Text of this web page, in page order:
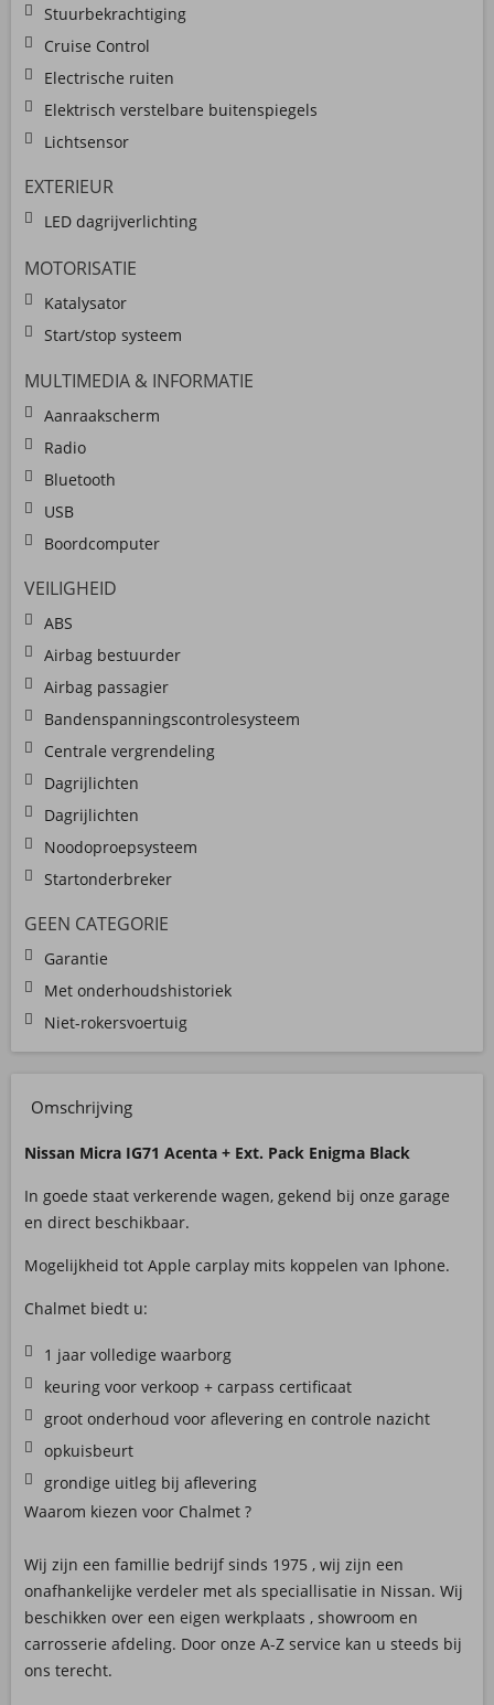
Stuurbekrachtiging
Cruise Control
Electrische ruiten
Elektrisch verstelbare buitenspiegels
Lichtsensor
EXTERIEUR
LED dagrijverlichting
MOTORISATIE
Katalysator
Start/stop systeem
MULTIMEDIA & INFORMATIE
Aanraakscherm
Radio
Bluetooth
USB
Boordcomputer
VEILIGHEID
ABS
Airbag bestuurder
Airbag passagier
Bandenspanningscontrolesysteem
Centrale vergrendeling
Dagrijlichten
Dagrijlichten
Noodoproepsysteem
Startonderbreker
GEEN CATEGORIE
Garantie
Met onderhoudshistoriek
Niet-rokersvoertuig
Omschrijving
Nissan Micra IG71 Acenta + Ext. Pack Enigma Black
In goede staat verkerende wagen, gekend bij onze garage
en direct beschikbaar.
Mogelijkheid tot Apple carplay mits koppelen van Iphone.
Chalmet biedt u:
1 jaar volledige waarborg
keuring voor verkoop + carpass certificaat
groot onderhoud voor aflevering en controle nazicht
opkuisbeurt
grondige uitleg bij aflevering
Waarom kiezen voor Chalmet ?
Wij zijn een famillie bedrijf sinds 1975 , wij zijn een
onafhankelijke verdeler met als speciallisatie in Nissan. Wij
beschikken over een eigen werkplaats , showroom en
carrosserie afdeling. Door onze A-Z service kan u steeds bij
ons terecht.